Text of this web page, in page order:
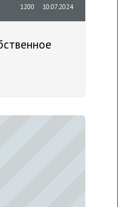
10.07.2024
1200